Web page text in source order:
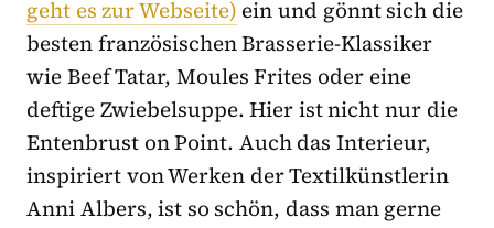
geht es zur Webseite) ein und gönnt sich die
besten französischen Brasserie-Klassiker
wie Beef Tatar, Moules Frites oder eine
deftige Zwiebelsuppe. Hier ist nicht nur die
Entenbrust on Point. Auch das Interieur,
inspiriert von Werken der Textilkünstlerin
Anni Albers, ist so schön, dass man gerne